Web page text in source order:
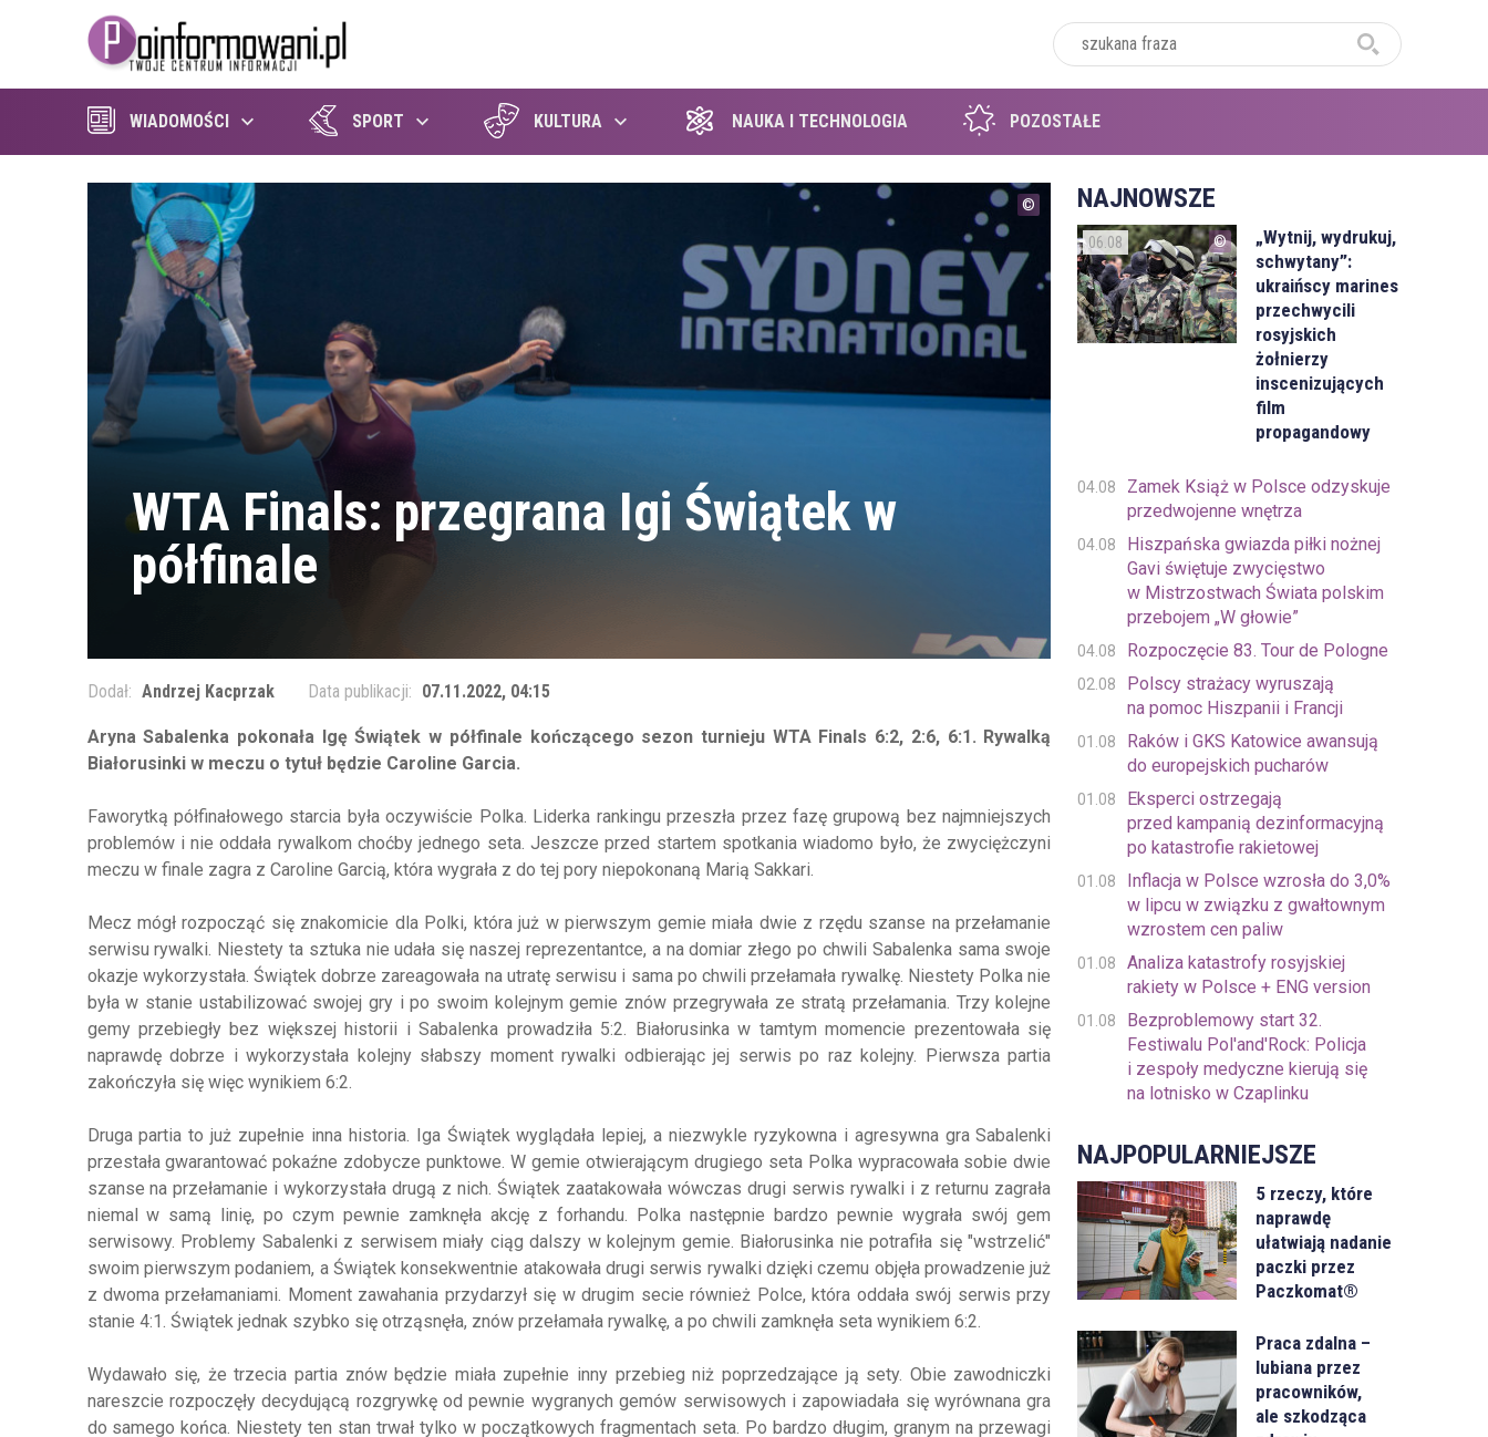
WIADOMOŚCI SPORT KULTURA NAUKA I TECHNOLOGIA POZOSTAŁE
WTA Finals: przegrana Igi Świątek w
półfinale
Dodał: Andrzej Kacprzak Data publikacji: 07.11.2022, 04:15
Aryna Sabalenka pokonała Igę Świątek w półfinale kończącego sezon turnieju WTA Finals 6:2, 2:6, 6:1. Rywalką
Białorusinki w meczu o tytuł będzie Caroline Garcia.
Faworytką półfinałowego starcia była oczywiście Polka. Liderka rankingu przeszła przez fazę grupową bez najmniejszych
problemów i nie oddała rywalkom choćby jednego seta. Jeszcze przed startem spotkania wiadomo było, że zwyciężczyni
meczu w finale zagra z Caroline Garcią, która wygrała z do tej pory niepokonaną Marią Sakkari.
Mecz mógł rozpocząć się znakomicie dla Polki, która już w pierwszym gemie miała dwie z rzędu szanse na przełamanie
serwisu rywalki. Niestety ta sztuka nie udała się naszej reprezentantce, a na domiar złego po chwili Sabalenka sama swoje
okazje wykorzystała. Świątek dobrze zareagowała na utratę serwisu i sama po chwili przełamała rywalkę. Niestety Polka nie
była w stanie ustabilizować swojej gry i po swoim kolejnym gemie znów przegrywała ze stratą przełamania. Trzy kolejne
gemy przebiegły bez większej historii i Sabalenka prowadziła 5:2. Białorusinka w tamtym momencie prezentowała się
naprawdę dobrze i wykorzystała kolejny słabszy moment rywalki odbierając jej serwis po raz kolejny. Pierwsza partia
zakończyła się więc wynikiem 6:2.
Druga partia to już zupełnie inna historia. Iga Świątek wyglądała lepiej, a niezwykle ryzykowna i agresywna gra Sabalenki
przestała gwarantować pokaźne zdobycze punktowe. W gemie otwierającym drugiego seta Polka wypracowała sobie dwie
szanse na przełamanie i wykorzystała drugą z nich. Świątek zaatakowała wówczas drugi serwis rywalki i z returnu zagrała
niemal w samą linię, po czym pewnie zamknęła akcję z forhandu. Polka następnie bardzo pewnie wygrała swój gem
serwisowy. Problemy Sabalenki z serwisem miały ciąg dalszy w kolejnym gemie. Białorusinka nie potrafiła się "wstrzelić"
swoim pierwszym podaniem, a Świątek konsekwentnie atakowała drugi serwis rywalki dzięki czemu objęła prowadzenie już
z dwoma przełamaniami. Moment zawahania przydarzył się w drugim secie również Polce, która oddała swój serwis przy
stanie 4:1. Świątek jednak szybko się otrząsnęła, znów przełamała rywalkę, a po chwili zamknęła seta wynikiem 6:2.
Wydawało się, że trzecia partia znów będzie miała zupełnie inny przebieg niż poprzedzające ją sety. Obie zawodniczki
nareszcie rozpoczęły decydującą rozgrywkę od pewnie wygranych gemów serwisowych i zapowiadała się wyrównana gra
do samego końca. Niestety ten stan trwał tylko w początkowych fragmentach seta. Po bardzo długim, granym na przewagi
NAJNOWSZE
06.08
„Wytnij, wydrukuj,
schwytany”:
ukraińscy marines
przechwycili
rosyjskich
żołnierzy
inscenizujących
film
propagandowy
04.08
Zamek Książ w Polsce odzyskuje
przedwojenne wnętrza
04.08
Hiszpańska gwiazda piłki nożnej
Gavi świętuje zwycięstwo
w Mistrzostwach Świata polskim
przebojem „W głowie”
04.08 Rozpoczęcie 83. Tour de Pologne
02.08
Polscy strażacy wyruszają
na pomoc Hiszpanii i Francji
01.08
Raków i GKS Katowice awansują
do europejskich pucharów
01.08
Eksperci ostrzegają
przed kampanią dezinformacyjną
po katastrofie rakietowej
01.08
Inflacja w Polsce wzrosła do 3,0%
w lipcu w związku z gwałtownym
wzrostem cen paliw
01.08
Analiza katastrofy rosyjskiej
rakiety w Polsce + ENG version
01.08
Bezproblemowy start 32.
Festiwalu Pol'and'Rock: Policja
i zespoły medyczne kierują się
na lotnisko w Czaplinku
NAJPOPULARNIEJSZE
5 rzeczy, które
naprawdę
ułatwiają nadanie
paczki przez
Paczkomat®
Praca zdalna –
lubiana przez
pracowników,
ale szkodząca